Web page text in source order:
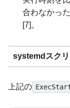
合わなかっ
[7]。
systemdスク
上記の